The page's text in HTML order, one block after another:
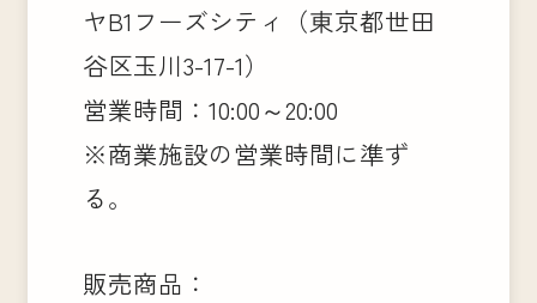
ヤB1フーズシティ（東京都世田
谷区玉川3-17-1）
営業時間：10:00～20:00
※商業施設の営業時間に準ず
る。
販売商品：